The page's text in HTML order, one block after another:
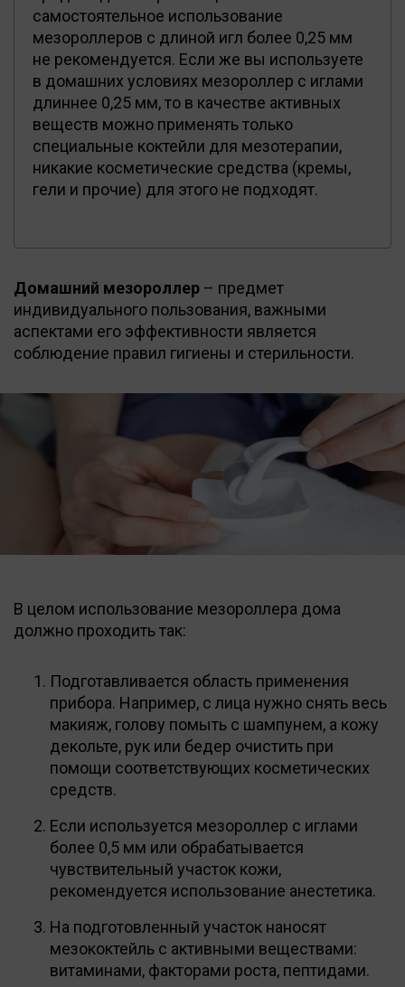
самостоятельное использование
мезороллеров с длиной игл более 0,25 мм
не рекомендуется. Если же вы используете
в домашних условиях мезороллер с иглами
длиннее 0,25 мм, то в качестве активных
веществ можно применять только
специальные коктейли для мезотерапии,
никакие косметические средства (кремы,
гели и прочие) для этого не подходят.
Домашний мезороллер – предмет
индивидуального пользования, важными
аспектами его эффективности является
соблюдение правил гигиены и стерильности.
В целом использование мезороллера дома
должно проходить так:
Подготавливается область применения
прибора. Например, с лица нужно снять весь
макияж, голову помыть с шампунем, а кожу
декольте, рук или бедер очистить при
помощи соответствующих косметических
средств.
Если используется мезороллер с иглами
более 0,5 мм или обрабатывается
чувствительный участок кожи,
рекомендуется использование анестетика.
На подготовленный участок наносят
мезококтейль с активными веществами:
витаминами, факторами роста, пептидами.